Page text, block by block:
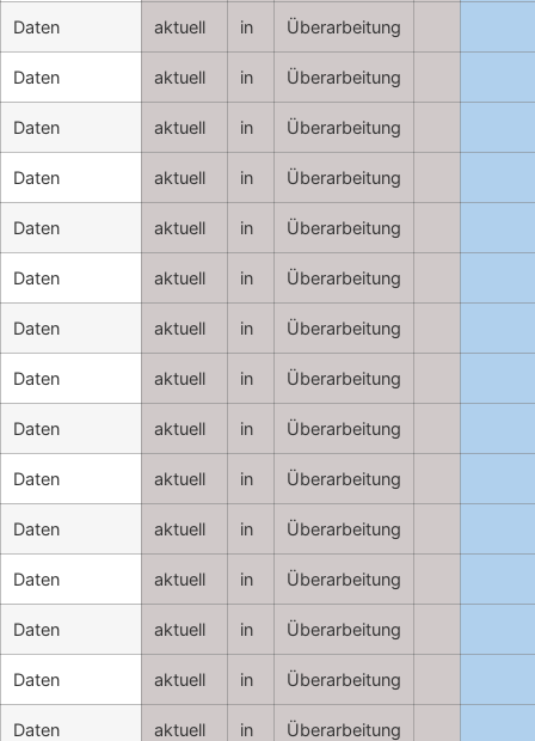
Daten aktuell in Überarbeitung
Daten aktuell in Überarbeitung
Daten aktuell in Überarbeitung
Daten aktuell in Überarbeitung
Daten aktuell in Überarbeitung
Daten aktuell in Überarbeitung
Daten aktuell in Überarbeitung
Daten aktuell in Überarbeitung
Daten aktuell in Überarbeitung
Daten aktuell in Überarbeitung
Daten aktuell in Überarbeitung
Daten aktuell in Überarbeitung
Daten aktuell in Überarbeitung
Daten aktuell in Überarbeitung
Daten aktuell in Überarbeitung